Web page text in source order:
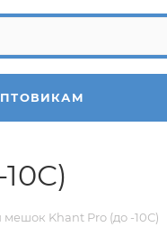
Khant Pro (до -10С)